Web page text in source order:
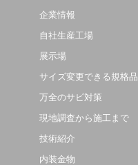
企業情報
自社生産工場
展示場
サイズ変更できる規格品
万全のサビ対策
現地調査から施工まで
技術紹介
内装金物